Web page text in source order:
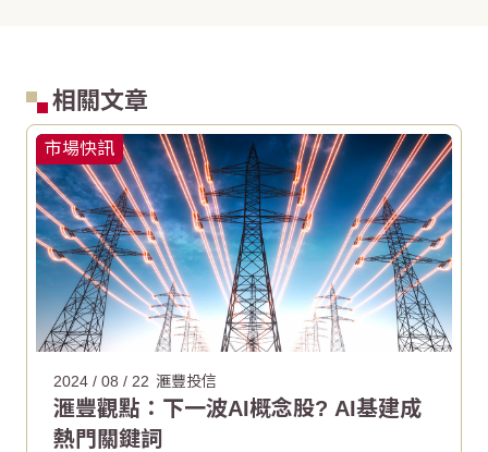
相關文章
市場快訊
2024 / 08 / 22 滙豐投信
滙豐觀點：下一波AI概念股? AI基建成
熱門關鍵詞